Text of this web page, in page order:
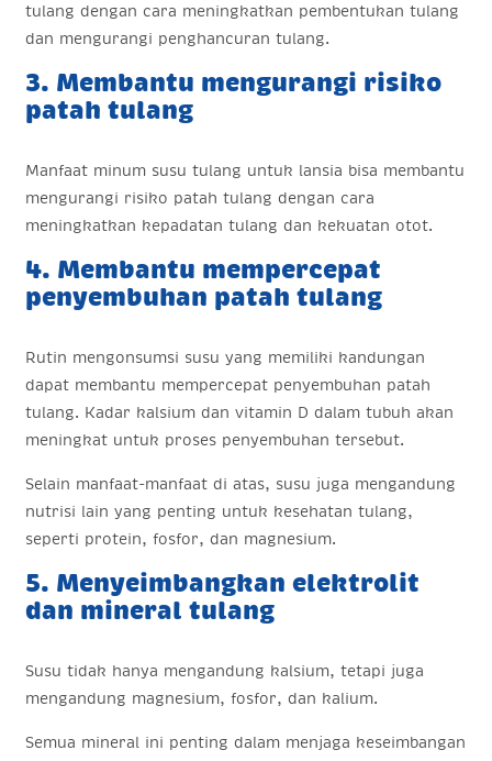
tulang dengan cara meningkatkan pembentukan tulang
dan mengurangi penghancuran tulang.
3. Membantu mengurangi risiko
patah tulang
Manfaat minum susu tulang untuk lansia bisa membantu
mengurangi risiko patah tulang dengan cara
meningkatkan kepadatan tulang dan kekuatan otot.
4. Membantu mempercepat
penyembuhan patah tulang
Rutin mengonsumsi susu yang memiliki kandungan
dapat membantu mempercepat penyembuhan patah
tulang. Kadar kalsium dan vitamin D dalam tubuh akan
meningkat untuk proses penyembuhan tersebut.
Selain manfaat-manfaat di atas, susu juga mengandung
nutrisi lain yang penting untuk kesehatan tulang,
seperti protein, fosfor, dan magnesium.
5. Menyeimbangkan elektrolit
dan mineral tulang
Susu tidak hanya mengandung kalsium, tetapi juga
mengandung magnesium, fosfor, dan kalium.
Semua mineral ini penting dalam menjaga keseimbangan